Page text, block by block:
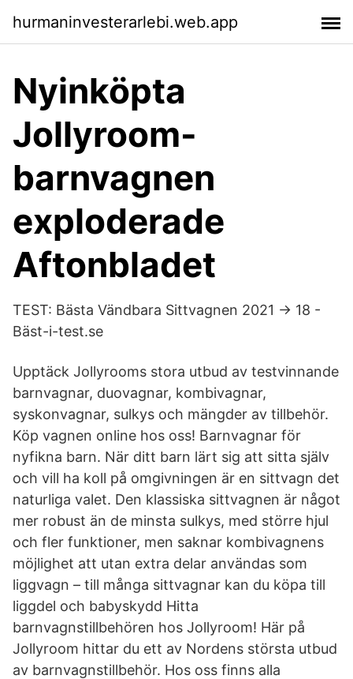
hurmaninvesterarlebi.web.app
Nyinköpta
Jollyroom-
barnvagnen
exploderade
Aftonbladet
TEST: Bästa Vändbara Sittvagnen 2021 → 18 -
Bäst-i-test.se
Upptäck Jollyrooms stora utbud av testvinnande
barnvagnar, duovagnar, kombivagnar,
syskonvagnar, sulkys och mängder av tillbehör.
Köp vagnen online hos oss! Barnvagnar för
nyfikna barn. När ditt barn lärt sig att sitta själv
och vill ha koll på omgivningen är en sittvagn det
naturliga valet. Den klassiska sittvagnen är något
mer robust än de minsta sulkys, med större hjul
och fler funktioner, men saknar kombivagnens
möjlighet att utan extra delar användas som
liggvagn – till många sittvagnar kan du köpa till
liggdel och babyskydd Hitta
barnvagnstillbehören hos Jollyroom! Här på
Jollyroom hittar du ett av Nordens största utbud
av barnvagnstillbehör. Hos oss finns alla